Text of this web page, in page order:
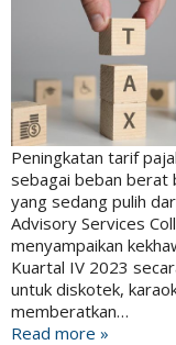
Peningkatan tarif
sebagai beban berat
yang sedang pulih
Advisory Services
menyampaikan
Kuartal IV 2023
untuk diskotek,
memberatkan…
Read more »